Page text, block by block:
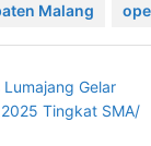
Malang
Gelar
Tingkat SMA/